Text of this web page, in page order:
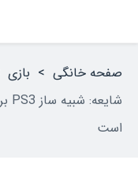
صفحه خانگی > بازی
است